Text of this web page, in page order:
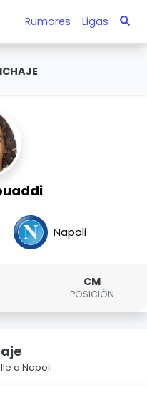
Rumores Ligas
Napoli
CM
POSICIÓN
a Napoli